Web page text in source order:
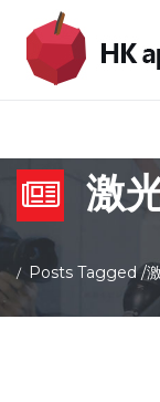
激
Posts Tagged/